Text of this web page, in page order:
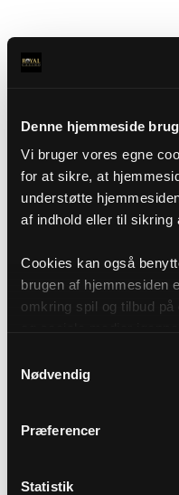
Denne hjemmeside
Vi bruger vores egne
for at sikre, at
understøtte
af indhold eller til sikring
Cookies kan også
brugen af hjemmesiden
omkring spil og tilbud
af cookies under
vores Cookiepolitik,
Nødvendig
Præferencer
Statistik